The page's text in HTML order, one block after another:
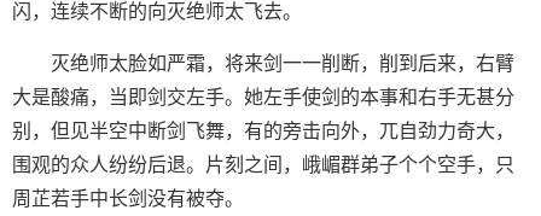
闪，连续不断的向灭绝师太飞去。
灭绝师太脸如严霜，将来剑一一削断，削到后来，右臂
大是酸痛，当即剑交左手。她左手使剑的本事和右手无甚分
别，但见半空中断剑飞舞，有的旁击向外，兀自劲力奇大，
围观的众人纷纷后退。片刻之间，峨嵋群弟子个个空手，只
周芷若手中长剑没有被夺。